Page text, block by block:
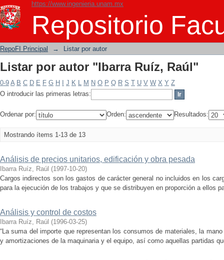
https://www.ingenieria.unam.mx
Repositorio
Listar por autor "Ibarra Ruíz, Raúl"
RepoFI Principal → Listar por autor
Listar por autor "Ibarra Ruíz, Raúl"
0-9 A B C D E F G H J K L M N O P Q R S T U V W X Y Z
O introducir las primeras letras:
Ordenar por: Orden: Resultados:
Mostrando ítems 1-13 de 13
Análisis de precios unitarios, edificación y obra pesada
Ibarra Ruíz, Raúl (1997-10-20)
Cargos indirectos son los gastos de carácter general no incluidos en los
para la ejecución de los trabajos y que se distribuyen en proporción a ellos
Análisis y control de costos
Ibarra Ruíz, Raúl (1996-03-25)
“La suma del importe que representan los consumos de materiales, la
y amortizaciones de la maquinaria y el equipo, así como aquellas partidas